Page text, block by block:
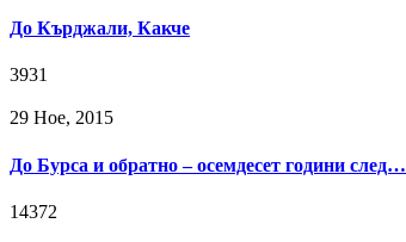
До Кърджали, Какче
3931
29 Ное, 2015
До Бурса и обратно – осемдесет години след…
14372